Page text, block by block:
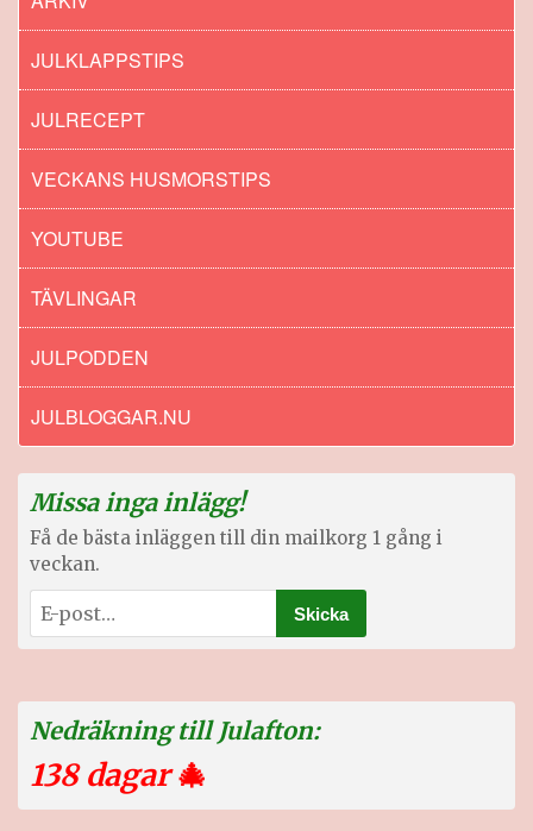
JULKLAPPSTIPS
JULRECEPT
VECKANS HUSMORSTIPS
YOUTUBE
TÄVLINGAR
JULPODDEN
JULBLOGGAR.NU
Missa inga inlägg!
Få de bästa inläggen till din mailkorg 1 gång i
veckan.
Nedräkning till Julafton:
138 dagar🎄